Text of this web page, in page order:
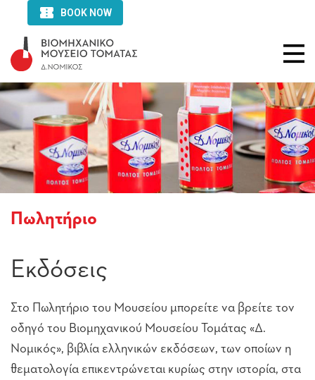
Πωλητήριο
Εκδόσεις
Στο Πωλητήριο του Μουσείου μπορείτε να βρείτε τον
οδηγό του Βιομηχανικού Μουσείου Τομάτας «Δ.
Νομικός», βιβλία ελληνικών εκδόσεων, των οποίων η
θεματολογία επικεντρώνεται κυρίως στην ιστορία, στα